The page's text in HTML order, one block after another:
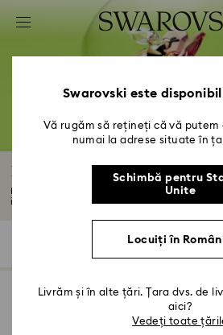
Accesskeys list
2 - Subsol
3 - Filtrare
4 - Rezultatele căutării
Decorațiuni și ornamente
Decorațiunile și ornamentele noastre din cristal
inspira...
Filtre
Swarovski este
Vă rugăm să rețineți că vă
numai la adrese situate în
Schimbă pentru
Unite
Locuiți în
Livrăm și în alte țări. Țara dvs. de
aici?
Vedeți toate